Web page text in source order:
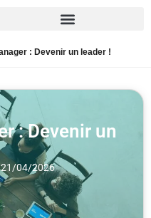
: Devenir un leader !
: Devenir un
21/04/2026